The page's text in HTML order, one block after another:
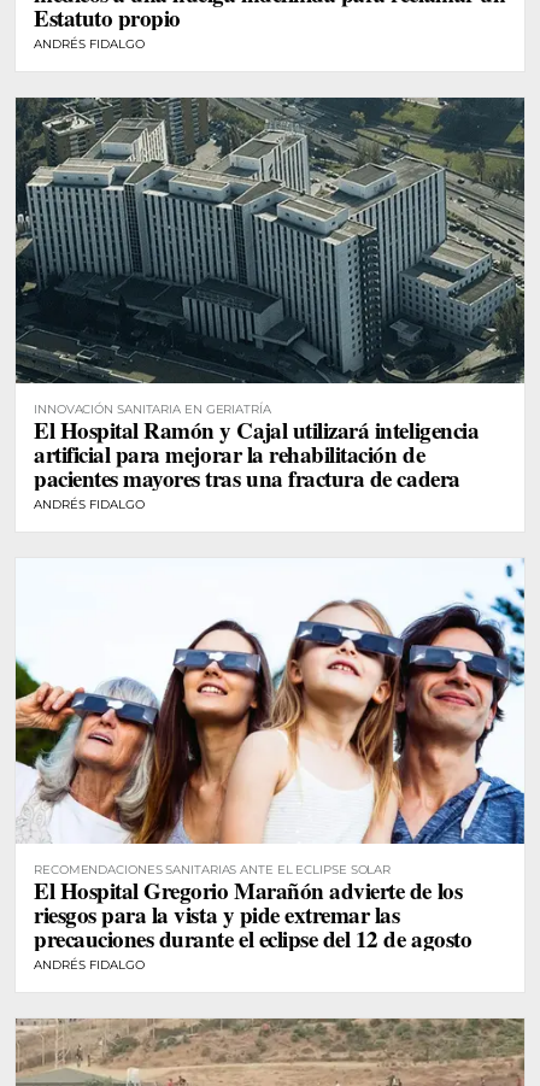
Estatuto propio
ANDRÉS FIDALGO
INNOVACIÓN SANITARIA EN GERIATRÍA
El Hospital Ramón y Cajal utilizará inteligencia
artificial para mejorar la rehabilitación de
pacientes mayores tras una fractura de cadera
ANDRÉS FIDALGO
RECOMENDACIONES SANITARIAS ANTE EL ECLIPSE SOLAR
El Hospital Gregorio Marañón advierte de los
riesgos para la vista y pide extremar las
precauciones durante el eclipse del 12 de agosto
ANDRÉS FIDALGO